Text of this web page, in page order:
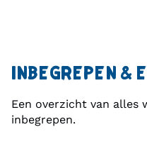
INBEGREPEN &
Een overzicht van alles
inbegrepen.